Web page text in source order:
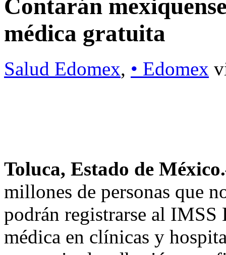
Contarán
médica gratuita
Salud Edomex, • Edomex
Toluca, Estado de
millones de personas que
podrán registrarse al IMSS
médica en clínicas y